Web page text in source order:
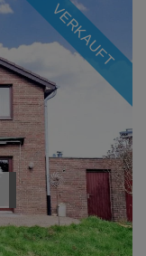
VERKAUFT